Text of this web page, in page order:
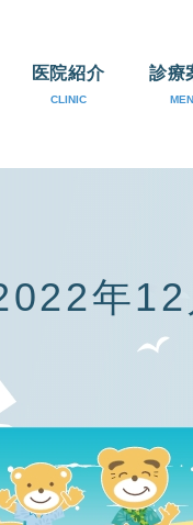
医院紹介
CLINIC
診療
年12